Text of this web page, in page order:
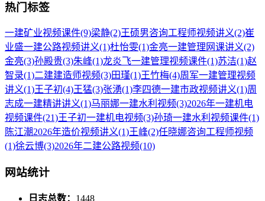
热门标签
一建矿业视频课件(9)梁静(2)王硕男咨询工程师视频讲义(2)崔
业盛一建公路视频讲义(1)杜怡雯(1)金亮一建管理网课讲义(2)
金亮(3)孙殿贵(3)朱峰(1)龙炎飞一建管理视频课件(1)苏洁(1)赵
智录(1)二建建造师视频(3)田瑾(1)王竹梅(4)周军一建管理视频
讲义(1)王子初(4)王猛(3)张湧(1)李四德一建市政视频讲义(1)周
志成一建精讲讲义(1)马丽娜一建水利视频(3)2026年一建机电
视频课件(21)王子初一建机电视频(3)孙琦一建水利视频课件(1)
陈江潮2026年造价视频讲义(1)王峰(2)任晓娜咨询工程师视频
(1)徐云博(3)2026年二建公路视频(10)
网站统计
日志总数： 1448